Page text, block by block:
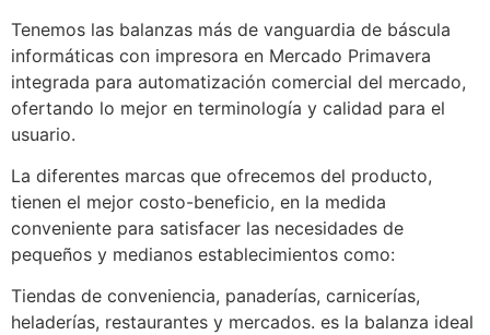
Tenemos las balanzas más de vanguardia de báscula
informáticas con impresora en Mercado Primavera
integrada para automatización comercial del mercado,
ofertando lo mejor en terminología y calidad para el
usuario.
La diferentes marcas que ofrecemos del producto,
tienen el mejor costo-beneficio, en la medida
conveniente para satisfacer las necesidades de
pequeños y medianos establecimientos como:
Tiendas de conveniencia, panaderías, carnicerías,
heladerías, restaurantes y mercados. es la balanza ideal